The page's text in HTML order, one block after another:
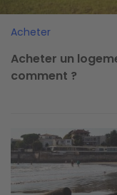
Acheter
Acheter un
comment ?
Image